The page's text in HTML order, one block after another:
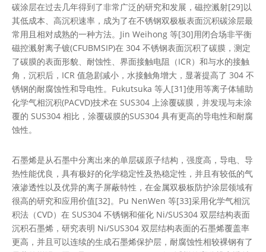
碳涂层在过去几年得到了非常广泛的研究和发展，磁控溅射[29]以
其低成本、高沉积速率，成为了在不锈钢双极板表面沉积碳涂层最
常用且相对成熟的一种方法。Jin Weihong 等[30]用闭合场非平衡
磁控溅射离子镀(CFUBMSIP)在 304 不锈钢表面沉积了碳膜，测定
了碳膜的表面形貌、耐蚀性、界面接触电阻（ICR）和与水的接触
角，沉积后，ICR 值急剧减小，水接触角增大，显著提高了 304 不
锈钢的耐腐蚀性和导电性。Fukutsuka 等人[31]使用等离子体辅助
化学气相沉积(PACVD)技术在 SUS304 上涂覆碳膜，并发现与未涂
覆的 SUS304 相比，涂覆碳膜的SUS304 具有更高的导电性和耐腐
蚀性。
石墨烯是从石墨中分离出来的单层碳原子结构，强度高，导电、导
热性能优良，具有极好的化学稳定性及热稳定性，并且有较低的气
液渗透性以及优异的离子屏蔽特性，在金属双极板防护涂层领域有
很高的研究和应用价值[32]。Pu NenWen 等[33]采用化学气相沉
积法（CVD）在 SUS304 不锈钢和催化 Ni/SUS304 双层结构表面
沉积石墨烯，研究表明 Ni/SUS304 双层结构表面的石墨烯覆盖率
更高，并且可以连续的生成石墨烯保护层，耐腐蚀性相较裸钢有了